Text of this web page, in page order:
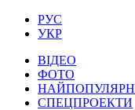
РУС
УКР
ВІДЕО
ФОТО
СПЕЦПРОЕКТИ